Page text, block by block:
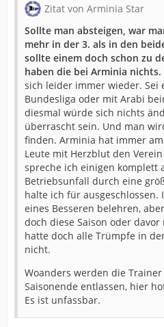
Zitat von Arminia Star
Sollte man absteigen, war
mehr in der 3. als in den
sollte einem doch schon zu
haben die bei Arminia nichts.
sich leider immer wieder. Sei
Bundesliga oder mit Arabi
diesmal würde sich nichts
überrascht sein. Und man
finden. Arminia hat immer
Leute mit Herzblut den
spreche ich einigen komplett
Betriebsunfall durch eine
halte ich für ausgeschlossen.
eines Besseren belehren,
doch diese Saison oder
hatte doch alle Trümpfe in
nicht.
Woanders werden die
Saisonende entlassen, hier
Es ist unfassbar.